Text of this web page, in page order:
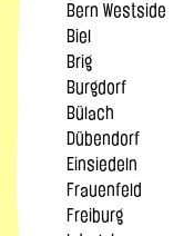
Bern Westside
Biel
Brig
Burgdorf
Bülach
Dübendorf
Einsiedeln
Frauenfeld
Freiburg